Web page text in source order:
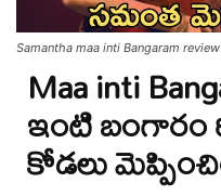
Samantha maa inti Bangaram
Maa inti
ఇంటి బంగారం
కోడలు